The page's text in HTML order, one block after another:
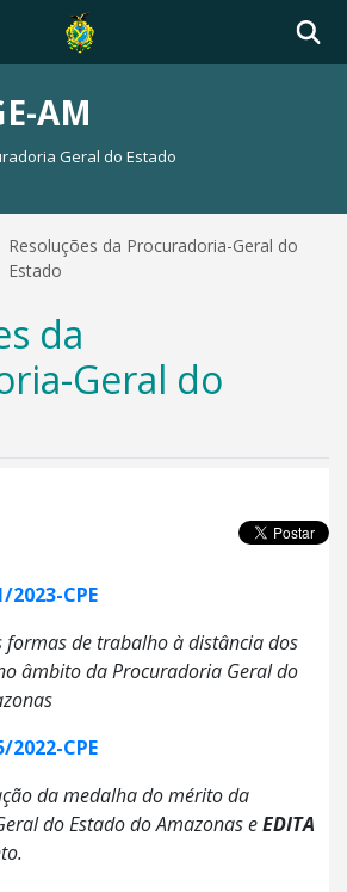
AM
Geral do Estado
Resoluções da Procuradoria-Geral do
Estado
da
Geral do
2023-CPE
formas de trabalho à distância dos
âmbito da Procuradoria Geral do
2022-CPE
da medalha do mérito da
do Estado do Amazonas eEDITA